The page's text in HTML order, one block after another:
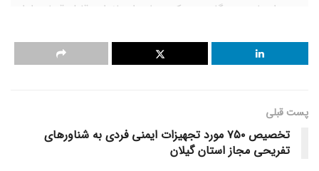
بندری استان هرمزگان در یک سطح استاندارد قابل قبولی ادامه
معاون وزیر راه و شهرسازی با اشاره به وجود ۱۴ جزیره در استان
منظور برای احداث طرح‌های سازمان بنادر، مطالعاتی با هدف
تعیین آینده اقتصادی این جزایر در کارگروه‌های مختلف تعریف و
وظایف آنها مشخص می‌شود.
پست قبلی
تخصیص ۷۵۰ مورد تجهیزات ایمنی فردی به شناورهای
تفریحی مجاز استان گیلان